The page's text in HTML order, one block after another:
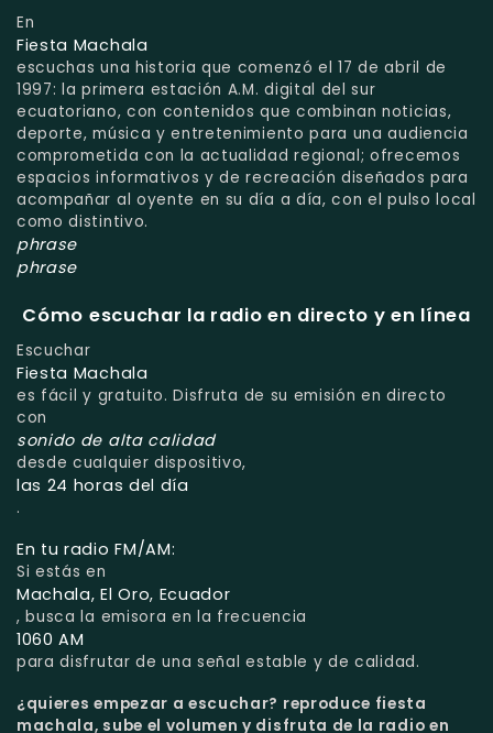
En
Fiesta Machala
escuchas una historia que comenzó el 17 de abril de
1997: la primera estación A.M. digital del sur
ecuatoriano, con contenidos que combinan noticias,
deporte, música y entretenimiento para una audiencia
comprometida con la actualidad regional; ofrecemos
espacios informativos y de recreación diseñados para
acompañar al oyente en su día a día, con el pulso local
como distintivo.
phrase
phrase
Cómo escuchar la radio en directo y en línea
Escuchar
Fiesta Machala
es fácil y gratuito. Disfruta de su emisión en directo
con
sonido de alta calidad
desde cualquier dispositivo,
las 24 horas del día
.
En tu radio FM/AM:
Si estás en
Machala, El Oro, Ecuador
, busca la emisora en la frecuencia
1060 AM
para disfrutar de una señal estable y de calidad.
¿quieres empezar a escuchar? reproduce fiesta
machala, sube el volumen y disfruta de la radio en